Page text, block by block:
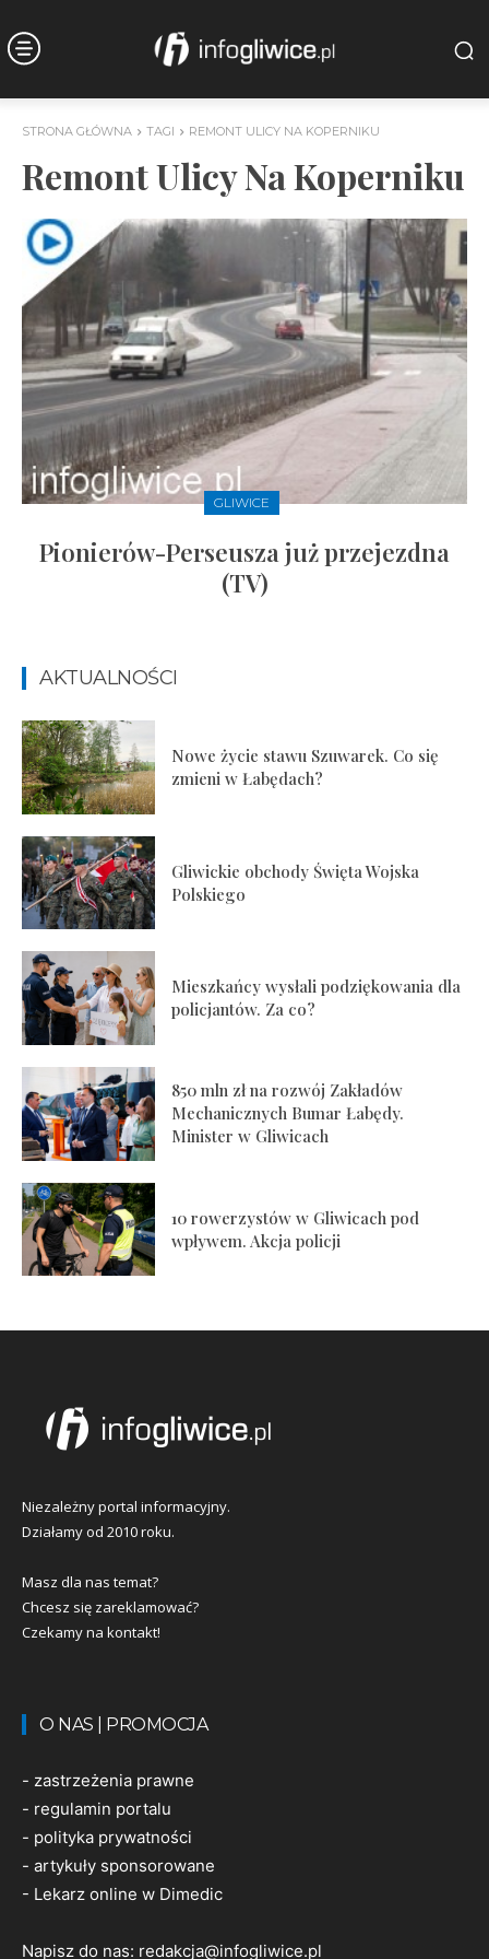
STRONA GŁÓWNA TAGI REMONT ULICY NA KOPERNIKU
Remont Ulicy Na Koperniku
GLIWICE
Pionierów-Perseusza już przejezdna
(TV)
AKTUALNOŚCI
Nowe życie stawu Szuwarek. Co się
zmieni w Łabędach?
Gliwickie obchody Święta Wojska
Polskiego
Mieszkańcy wysłali podziękowania dla
policjantów. Za co?
850 mln zł na rozwój Zakładów
Mechanicznych Bumar Łabędy.
Minister w Gliwicach
10 rowerzystów w Gliwicach pod
wpływem. Akcja policji
Niezależny portal informacyjny.
Działamy od 2010 roku.
Masz dla nas temat?
Chcesz się zareklamować?
Czekamy na kontakt!
O NAS | PROMOCJA
- zastrzeżenia prawne
- regulamin portalu
- polityka prywatności
- artykuły sponsorowane
- Lekarz online w Dimedic
Napisz do nas: redakcja@infogliwice.pl